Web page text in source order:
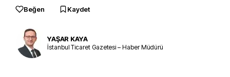
Beğen Kaydet
YAŞAR KAYA
İstanbul Ticaret Gazetesi – Haber Müdürü